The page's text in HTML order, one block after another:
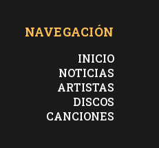
NAVEGACIÓN
INICIO
NOTICIAS
ARTISTAS
DISCOS
CANCIONES